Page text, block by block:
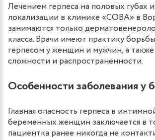
Лечением герпеса на половых губах
локализации в клинике «СОВА» в
занимаются только
класса. Врачи имеют практику
герпесом у женщин и мужчин, а
сложности и распространенности.
Особенности заболевания у
Главная опасность герпеса в
беременных женщин заключается в
пациентка ранее никогда не